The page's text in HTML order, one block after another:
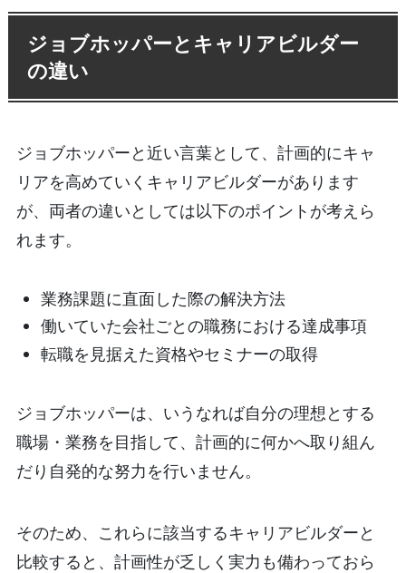
ジョブホッパーとキャリアビルダー
の違い
ジョブホッパーと近い言葉として、計画的にキャ
リアを高めていくキャリアビルダーがあります
が、両者の違いとしては以下のポイントが考えら
れます。
業務課題に直面した際の解決方法
働いていた会社ごとの職務における達成事項
転職を見据えた資格やセミナーの取得
ジョブホッパーは、いうなれば自分の理想とする
職場・業務を目指して、計画的に何かへ取り組ん
だり自発的な努力を行いません。
そのため、これらに該当するキャリアビルダーと
比較すると、計画性が乏しく実力も備わっておら